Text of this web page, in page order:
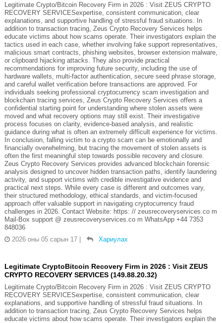
Legitimate Crypto/Bitcoin Recovery Firm in 2026 : Visit ZEUS CRYPTO
RECOVERY SERVICESexpertise, consistent communication, clear
explanations, and supportive handling of stressful fraud situations. In
addition to transaction tracing, Zeus Crypto Recovery Services helps
educate victims about how scams operate. Their investigators explain the
tactics used in each case, whether involving fake support representatives,
malicious smart contracts, phishing websites, browser extension malware,
or clipboard hijacking attacks. They also provide practical
recommendations for improving future security, including the use of
hardware wallets, multi-factor authentication, secure seed phrase storage,
and careful wallet verification before transactions are approved. For
individuals seeking professional cryptocurrency scam investigation and
blockchain tracing services, Zeus Crypto Recovery Services offers a
confidential starting point for understanding where stolen assets were
moved and what recovery options may still exist. Their investigative
process focuses on clarity, evidence-based analysis, and realistic
guidance during what is often an extremely difficult experience for victims.
In conclusion, falling victim to a crypto scam can be emotionally and
financially overwhelming, but tracing the movement of stolen assets is
often the first meaningful step towards possible recovery and closure.
Zeus Crypto Recovery Services provides advanced blockchain forensic
analysis designed to uncover hidden transaction paths, identify laundering
activity, and support victims with credible investigative evidence and
practical next steps. While every case is different and outcomes vary,
their structured methodology, ethical standards, and victim-focused
approach offer valuable support in navigating cryptocurrency fraud
challenges in 2026. Contact Website: https: // zeusrecoveryservices.co m
Mail-Box support @ zeusrecoveryservices.co m WhatsApp +44 7353
848036
2026 оны 05 сарын 17 | Хариулах
Legitimate CryptoBitcoin Recovery Firm in 2026 : Visit ZEUS
CRYPTO RECOVERY SERVICES (149.88.20.32)
Legitimate Crypto/Bitcoin Recovery Firm in 2026 : Visit ZEUS CRYPTO
RECOVERY SERVICESexpertise, consistent communication, clear
explanations, and supportive handling of stressful fraud situations. In
addition to transaction tracing, Zeus Crypto Recovery Services helps
educate victims about how scams operate. Their investigators explain the